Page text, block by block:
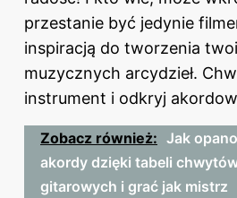
przestanie być jedynie
inspiracją do tworzenia
muzycznych arcydzieł.
instrument i odkryj
Zobacz również: Jak
akordy dzięki tabeli
gitarowych i grać jak mistrz